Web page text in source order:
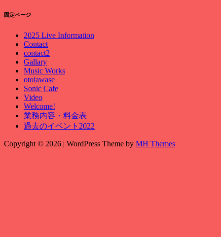
固定ページ
2025 Live Information
Contact
contact2
Gallary
Music Works
otoiawase
Sonic Cafe
Video
Welcome!
業務内容・料金表
過去のイベント2022
Copyright © 2026 | WordPress Theme by MH Themes